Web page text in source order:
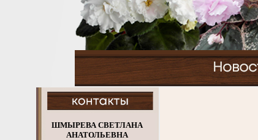
ШМЫРЕВА СВЕТЛАНА
АНАТОЛЬЕВНА